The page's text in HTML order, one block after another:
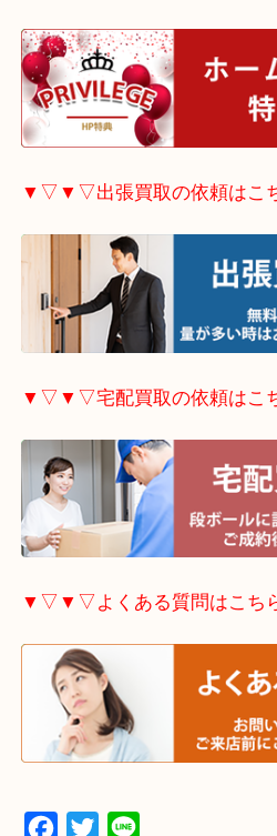
▼▽▼▽LINE査定希望の
▼▽▼▽当店で開催中のキ
▼▽▼▽出張買取の依頼
▼▽▼▽宅配買取の依頼